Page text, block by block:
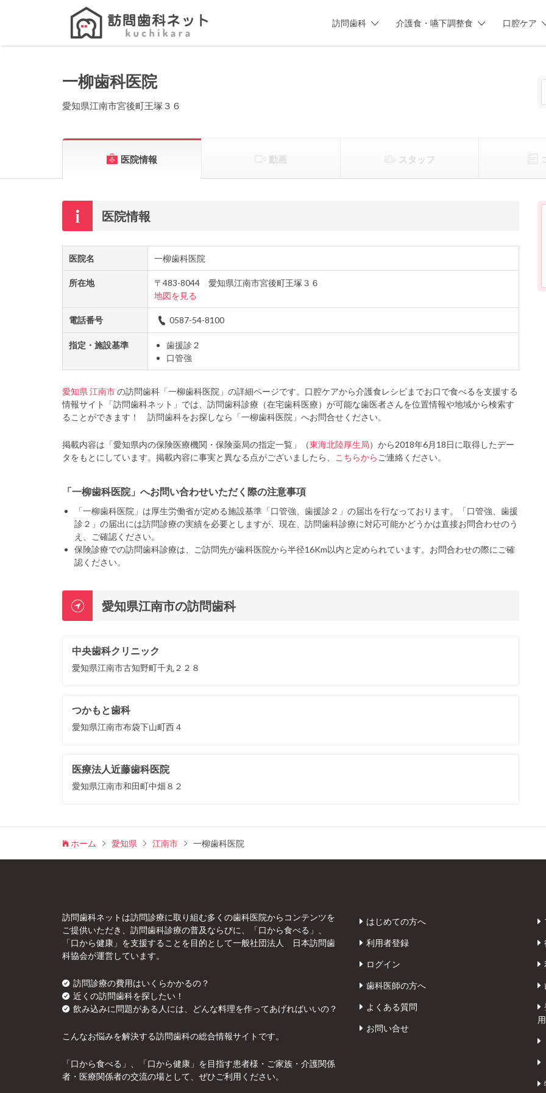
訪問歯科 介護食・嚥下調整食 口腔ケア
Search
一柳歯科医院
愛知県江南市宮後町王塚３６
医院情報 動画 スタッフ
医院情報
医院名 一柳歯科医院
所在地
〒483-8044 愛知県江南市宮後町王塚３６
地図を見る
電話番号 0587-54-8100
指定・施設基準
歯援診２
口管強
愛知県 江南市の訪問歯科「一柳歯科医院」の詳細ページです。口腔ケアから介護食レシピまでお口で食べるを支援する
情報サイト「訪問歯科ネット」では、訪問歯科診療（在宅歯科医療）が可能な歯医者さんを位置情報や地域から検索す
ることができます！ 訪問歯科をお探しなら「一柳歯科医院」へお問合せください。
掲載内容は「愛知県内の保険医療機関・保険薬局の指定一覧」（東海北陸厚生局）から2018年6月18日に取得したデー
タをもとにしています。掲載内容に事実と異なる点がございましたら、
こちらから ご連絡ください。
「一柳歯科医院」へお問い合わせいただく際の注意事項
「一柳歯科医院」は厚生労働省が定める施設基準「口管強、歯援診２」の届出を行なっております。「口管強、歯援
診２」の届出には訪問診療の実績を必要としますが、現在、訪問歯科診療に対応可能かどうかは直接お問合わせのう
え、ご確認ください。
保険診療での訪問歯科診療は、ご訪問先が歯科医院から半径16Km以内と定められています。お問合わせの際にご確
認ください。
愛知県江南市の訪問歯科
中央歯科クリニック
愛知県江南市古知野町千丸２２８
つかもと歯科
愛知県江南市布袋下山町西４
医療法人近藤歯科医院
愛知県江南市和田町中畑８２
ホーム 愛知県 江南市 一柳歯科医院
訪問歯科ネットは訪問診療に取り組む多くの歯科医院からコンテンツを
ご提供いただき、訪問歯科診療の普及ならびに、「口から食べる」、
「口から健康」を支援することを目的として一般社団法人 日本訪問歯
科協会が運営しています。
訪問診療の費用はいくらかかるの？
近くの訪問歯科を探したい！
飲み込みに問題がある人には、どんな料理を作ってあげればいいの？
こんなお悩みを解決する訪問歯科の総合情報サイトです。
「口から食べる」、「口から健康」を目指す患者様・ご家族・介護関係
者・医療関係者の交流の場として、ぜひご利用ください。
はじめての方へ
利用者登録
ログイン
歯科医師の方へ
よくある質問
お問い合せ